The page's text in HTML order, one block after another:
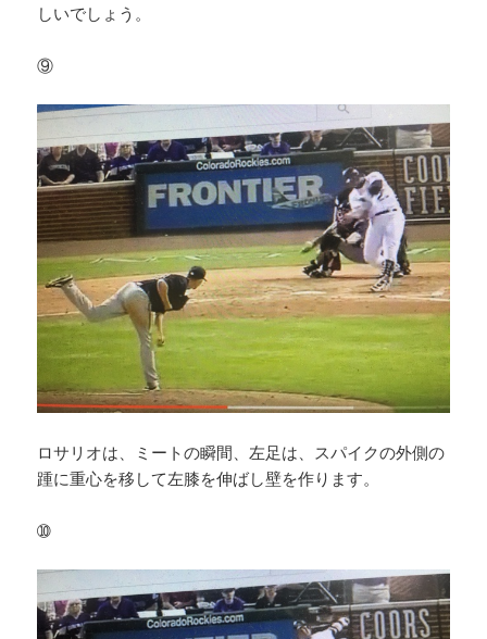
しいでしょう。
⑨
ロサリオは、ミートの瞬間、左足は、スパイクの外側の
踵に重心を移して左膝を伸ばし壁を作ります。
➉